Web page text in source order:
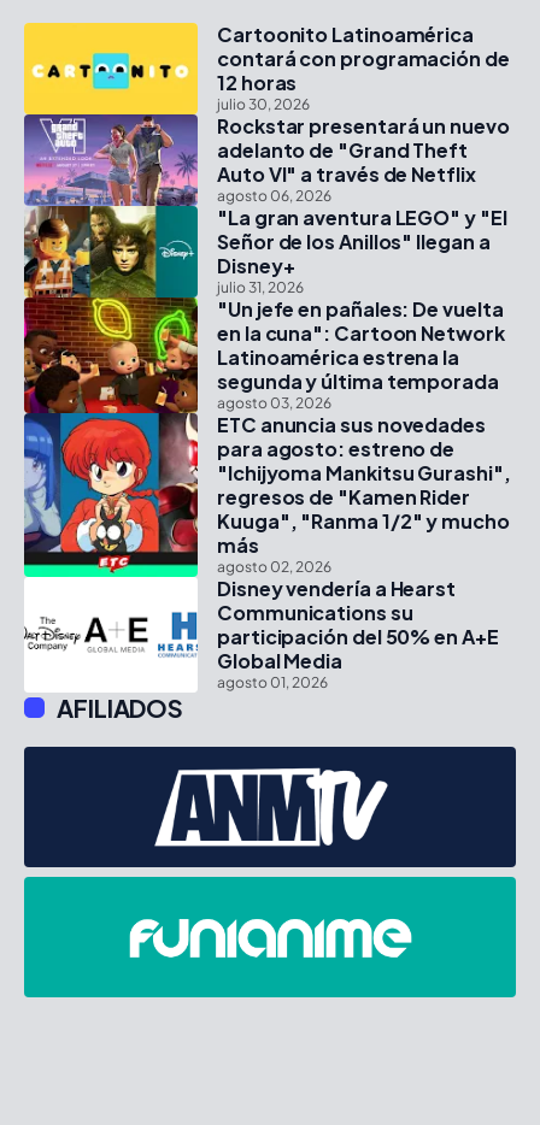
Cartoonito Latinoamérica
contará con programación de
12 horas
julio 30, 2026
Rockstar presentará un nuevo
adelanto de "Grand Theft
Auto VI" a través de Netflix
agosto 06, 2026
"La gran aventura LEGO" y "El
Señor de los Anillos" llegan a
Disney+
julio 31, 2026
"Un jefe en pañales: De vuelta
en la cuna": Cartoon Network
Latinoamérica estrena la
segunda y última temporada
agosto 03, 2026
ETC anuncia sus novedades
para agosto: estreno de
"Ichijyoma Mankitsu Gurashi",
regresos de "Kamen Rider
Kuuga", "Ranma 1/2" y mucho
más
agosto 02, 2026
Disney vendería a Hearst
Communications su
participación del 50% en A+E
Global Media
agosto 01, 2026
AFILIADOS